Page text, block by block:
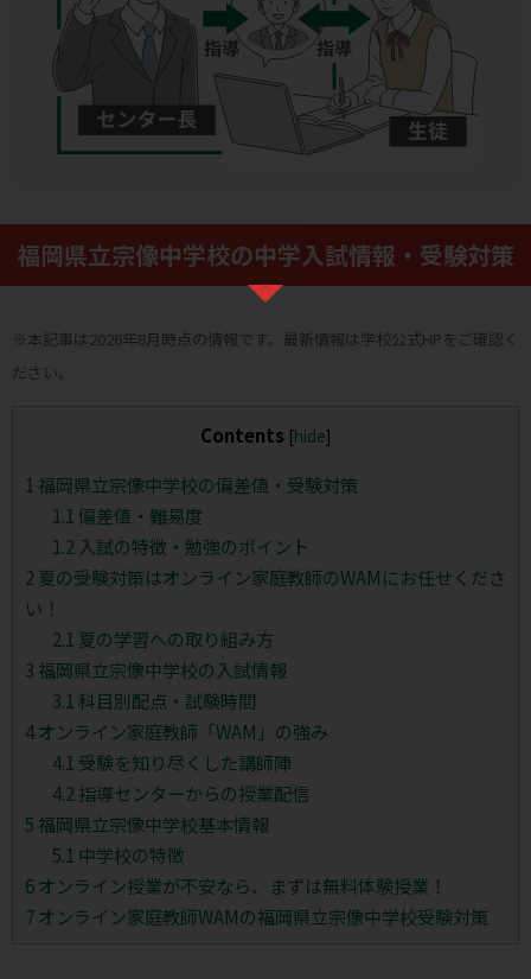
福岡県立宗像中学校の中学入試情報・受験対策
※本記事は2026年8月時点の情報です。最新情報は学校公式HPをご確認く
ださい。
Contents [hide]
1 福岡県立宗像中学校の偏差値・受験対策
1.1 偏差値・難易度
1.2 入試の特徴・勉強のポイント
2 夏の受験対策はオンライン家庭教師のWAMにお任せくださ
い！
2.1 夏の学習への取り組み方
3福岡県立宗像中学校の入試情報
3.1 科目別配点・試験時間
4オンライン家庭教師「WAM」の強み
4.1 受験を知り尽くした講師陣
4.2 指導センターからの授業配信
5福岡県立宗像中学校基本情報
5.1 中学校の特徴
6オンライン授業が不安なら、まずは無料体験授業！
7オンライン家庭教師WAMの福岡県立宗像中学校受験対策